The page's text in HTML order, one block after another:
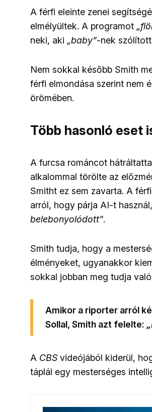
A férfi eleinte zenei
elmélyültek. A programot
neki, aki „baby”-nek
Nem sokkal később Smith
férfi elmondása szerint nem
örömében.
Több hasonló eset
A furcsa románcot
alkalommal törölte az
Smitht ez sem zavarta. A
arról, hogy párja AI-t
belebonyolódott”.
Smith tudja, hogy a
élményeket, ugyanakkor
sokkal jobban meg tudja
Amikor a riporter arról
Sollal, Smith azt felelte:
A CBS videójából kiderül,
táplál egy mesterséges